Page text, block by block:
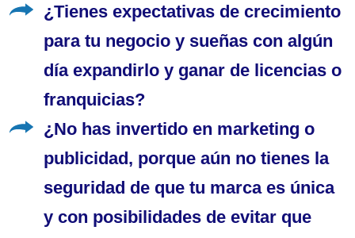
¿Tienes expectativas de crecimiento
para tu negocio y sueñas con algún
día expandirlo y ganar de licencias o
franquicias?
¿No has invertido en marketing o
publicidad, porque aún no tienes la
seguridad de que tu marca es única
y con posibilidades de evitar que